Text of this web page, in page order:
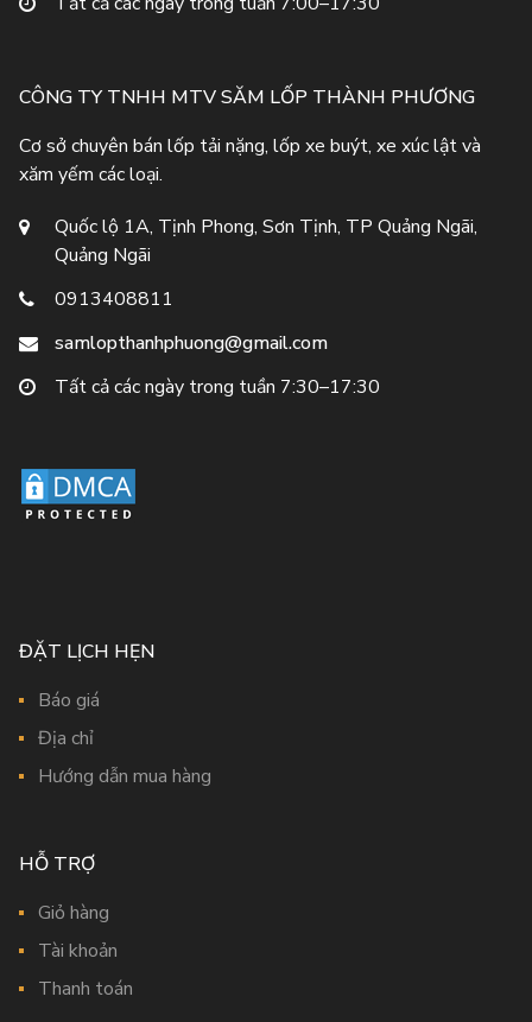
CÔNG TY TNHH MTV SĂM LỐP THÀNH PHƯƠNG
Cơ sở chuyên bán lốp tải nặng, lốp xe buýt, xe xúc lật và
xăm yếm các loại.
Quốc lộ 1A, Tịnh Phong, Sơn Tịnh, TP Quảng Ngãi,
Quảng Ngãi
0913408811
samlopthanhphuong@gmail.com
Tất cả các ngày trong tuần 7:30–17:30
ĐẶT LỊCH HẸN
Báo giá
Địa chỉ
Hướng dẫn mua hàng
HỖ TRỢ
Giỏ hàng
Tài khoản
Thanh toán